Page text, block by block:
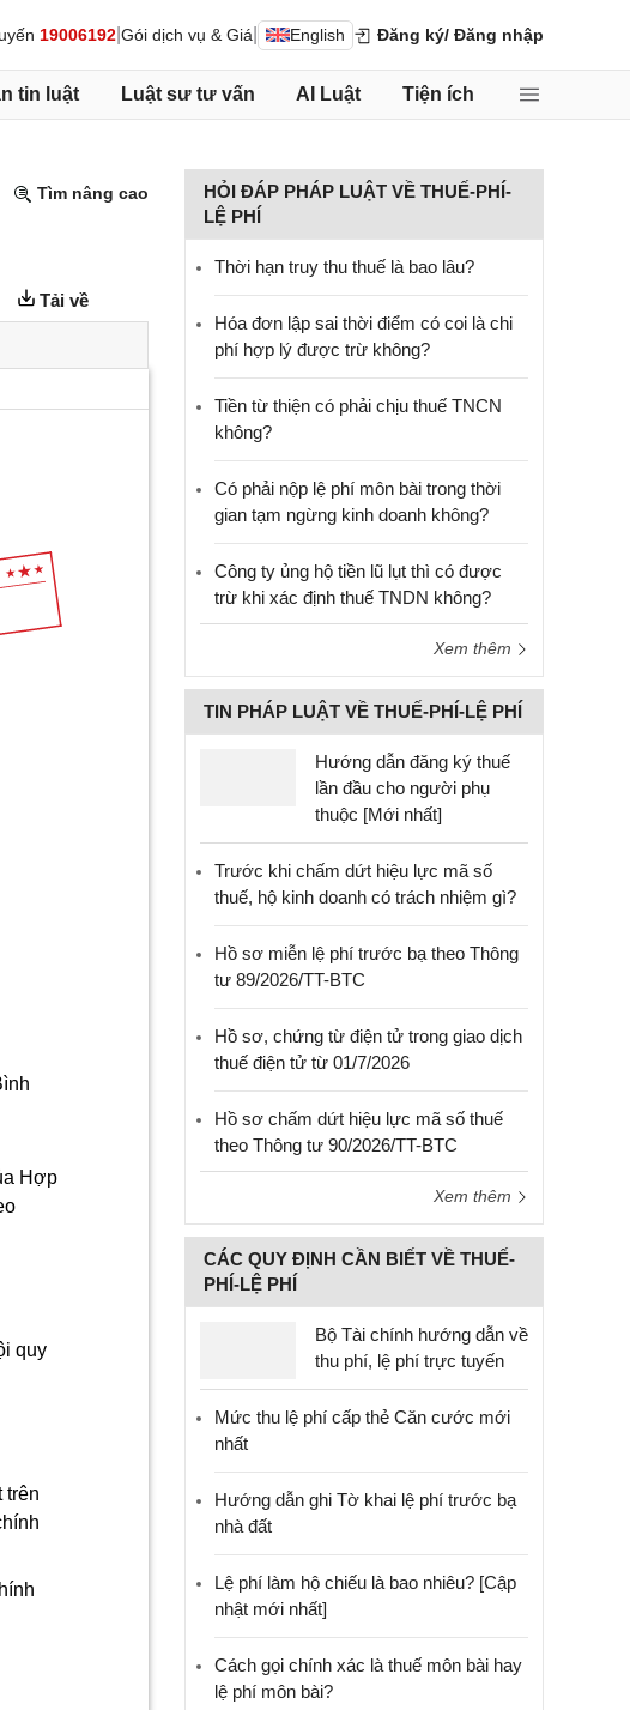
19006192 Gói dịch vụ & Giá English Đăng ký/ Đăng nhập
tin luật Luật sư tư vấn AI Luật Tiện ích
Tìm nâng cao
Tải về
Hợp
quy
trên
HỎI ĐÁP PHÁP LUẬT VỀ THUẾ-PHÍ-
LỆ PHÍ
Thời hạn truy thu thuế là bao lâu?
Hóa đơn lập sai thời điểm có coi là chi
phí hợp lý được trừ không?
Tiền từ thiện có phải chịu thuế TNCN
không?
Có phải nộp lệ phí môn bài trong thời
gian tạm ngừng kinh doanh không?
Công ty ủng hộ tiền lũ lụt thì có được
trừ khi xác định thuế TNDN không?
Xem thêm
TIN PHÁP LUẬT VỀ THUẾ-PHÍ-LỆ PHÍ
Hướng dẫn đăng ký thuế
lần đầu cho người phụ
thuộc [Mới nhất]
Trước khi chấm dứt hiệu lực mã số
thuế, hộ kinh doanh có trách nhiệm gì?
Hồ sơ miễn lệ phí trước bạ theo Thông
tư 89/2026/TT-BTC
Hồ sơ, chứng từ điện tử trong giao dịch
thuế điện tử từ 01/7/2026
Hồ sơ chấm dứt hiệu lực mã số thuế
theo Thông tư 90/2026/TT-BTC
Xem thêm
CÁC QUY ĐỊNH CẦN BIẾT VỀ THUẾ-
PHÍ-LỆ PHÍ
Bộ Tài chính hướng dẫn về
thu phí, lệ phí trực tuyến
Mức thu lệ phí cấp thẻ Căn cước mới
nhất
Hướng dẫn ghi Tờ khai lệ phí trước bạ
nhà đất
Lệ phí làm hộ chiếu là bao nhiêu? [Cập
nhật mới nhất]
Cách gọi chính xác là thuế môn bài hay
lệ phí môn bài?